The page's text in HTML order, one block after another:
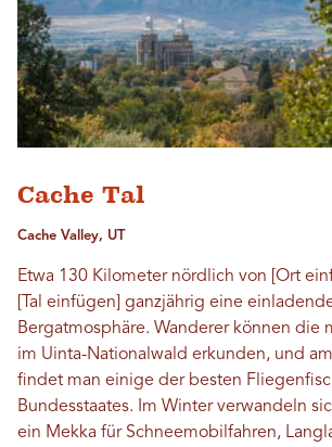
Cache Tal
Cache Valley, UT
Etwa 130 Kilometer nördlich von [Ort
[Tal einfügen] ganzjährig eine
Bergatmosphäre. Wanderer können die
im Uinta-Nationalwald erkunden, und
findet man einige der besten
Bundesstaates. Im Winter verwandeln
ein Mekka für Schneemobilfahren,